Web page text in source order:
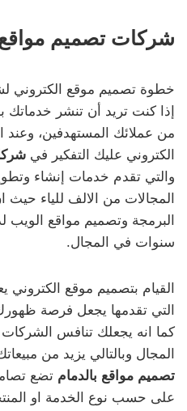
شركات تصميم مواقع
خطوة تصميم موقع الكتروني
إذا كنت تريد أن تنشر
من عملائك المستهدفين، وعند
الكتروني عليك التفكير في
والتي تقدم خدمات إنشاء
المجالات من الالف للياء
سنوات في المجال.
القيام بتصميم موقع
التي تقدمها يجعل فرصة
كما انه يجعلك تنافس
المجال وبالتالي يزيد من
تصميم مواقع بالدمام تضع
على حسب نوع الخدمة او